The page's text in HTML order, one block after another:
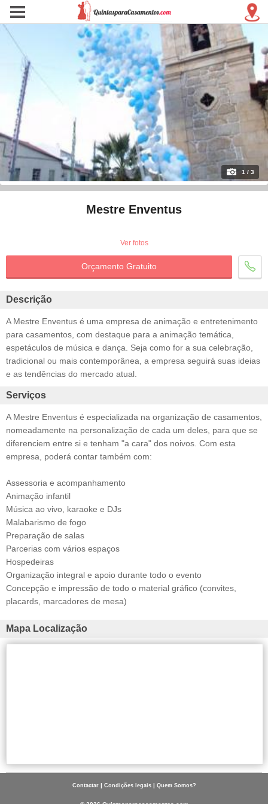
1 / 3
Mestre Enventus
Ver fotos
Orçamento Gratuito
Descrição
A Mestre Enventus é uma empresa de animação e entretenimento
para casamentos, com destaque para a animação temática,
espetáculos de música e dança. Seja como for a sua celebração,
tradicional ou mais contemporânea, a empresa seguirá suas ideias
e as tendências do mercado atual.
Serviços
A Mestre Enventus é especializada na organização de casamentos,
nomeadamente na personalização de cada um deles, para que se
diferenciem entre si e tenham "a cara" dos noivos. Com esta
empresa, poderá contar também com:
Assessoria e acompanhamento
Animação infantil
Música ao vivo, karaoke e DJs
Malabarismo de fogo
Preparação de salas
Parcerias com vários espaços
Hospedeiras
Organização integral e apoio durante todo o evento
Concepção e impressão de todo o material gráfico (convites,
placards, marcadores de mesa)
Mapa Localização
Contactar| Condições legais| Quem Somos?